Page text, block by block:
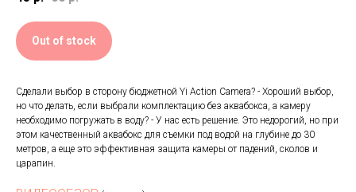
Out of stock
Сделали выбор в сторону бюджетной Yi Action Camera? - Хороший выбор,
но что делать, если выбрали комплектацию без аквабокса, а камеру
необходимо погружать в воду? - У нас есть решение. Это недорогий, но при
этом качественный аквабокс для съемки под водой на глубине до 30
метров, а еще это эффективная защита камеры от падений, сколов и
царапин.